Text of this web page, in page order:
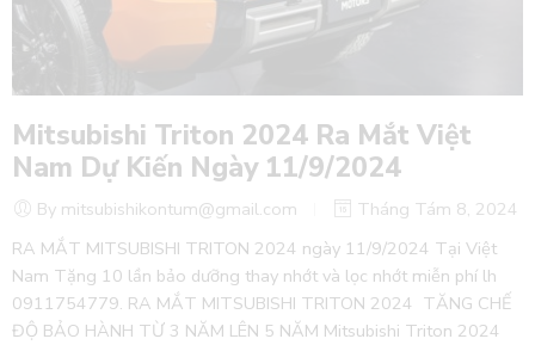
Mitsubishi Triton 2024 Ra Mắt Việt
Nam Dự Kiến Ngày 11/9/2024
By mitsubishikontum@gmail.com
Tháng Tám 8, 2024
RA MẮT MITSUBISHI TRITON 2024 ngày 11/9/2024 Tại Việt
Nam Tặng 10 lần bảo dưỡng thay nhớt và lọc nhớt miễn phí lh
0911754779. RA MẮT MITSUBISHI TRITON 2024 TĂNG CHẾ
ĐỘ BẢO HÀNH TỪ 3 NĂM LÊN 5 NĂM Mitsubishi Triton 2024